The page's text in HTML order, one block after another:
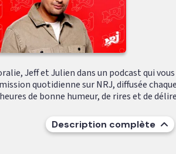
Jeff et Julien dans un podcast qui
quotidienne sur NRJ, diffusée
de bonne humeur, de rires et de
Description complète